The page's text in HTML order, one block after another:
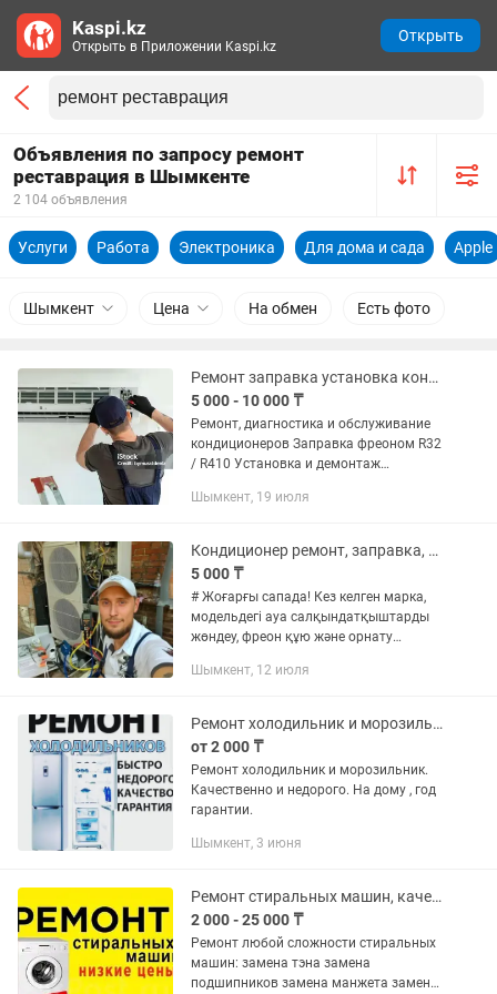
Объявления по запросу ремонт
реставрация в Шымкенте
2 104 объявления
Услуги Работа Электроника Для дома и сада Apple
Шымкент Цена На обмен Есть фото
Ремонт заправка установка кондиционеров
5 000 - 10 000 ₸
Ремонт, диагностика и обслуживание
кондиционеров Заправка фреоном R32
/ R410 Установка и демонтаж
внешнего блока Устранение утечки
Шымкент, 19 июля
Кондиционер ремонт, заправка, установка
5 000 ₸
# Жоғарғы сапада! Кез келген марка,
модельдегі ауа салқындатқыштарды
жөндеу, фреон құю және орнату
Шымкенте. Заправка фреоном, чистка,
Шымкент, 12 июля
Ремонт холодильник и морозильник
от 2 000 ₸
Ремонт холодильник и морозильник.
Качественно и недорого. На дому , год
гарантии.
Шымкент, 3 июня
Ремонт стиральных машин, качественно!
2 000 - 25 000 ₸
Ремонт любой сложности стиральных
машин: замена тэна замена
подшипников замена манжета замена
Kaspi.kz
Открыть в Приложении Kaspi.kz
Открыть